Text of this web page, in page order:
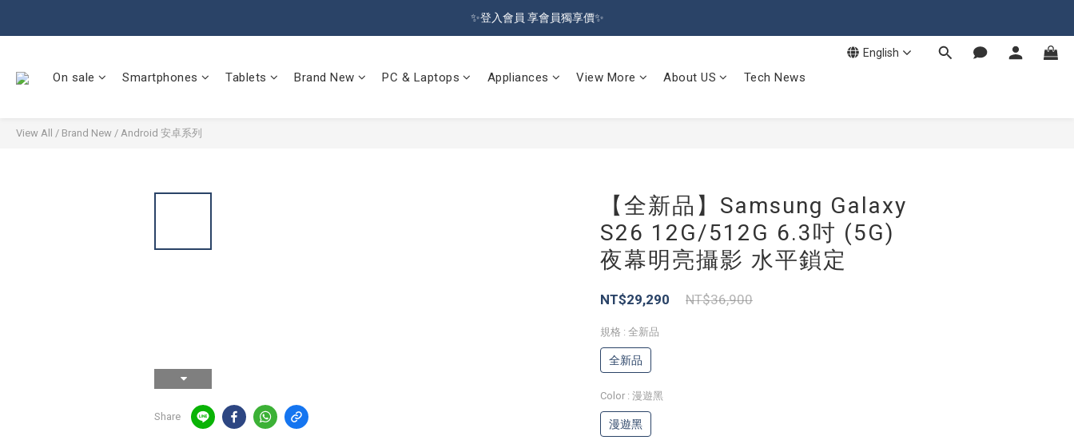
🔥Sign up and get 100 reward dollars🔥 Free Shipping Over $599🚛
✨登入會員 享會員獨享價✨
English
On sale Smartphones Tablets Brand New PC & Laptops Appliances View More About US Tech News
View All / Brand New / Android 安卓系列
Share
【全新品】Samsung Galaxy
S26 12G/512G 6.3吋 (5G)
夜幕明亮攝影 水平鎖定
NT$36,900
NT$29,290
規格 : 全新品
全新品
Color : 漫遊黑
漫遊黑